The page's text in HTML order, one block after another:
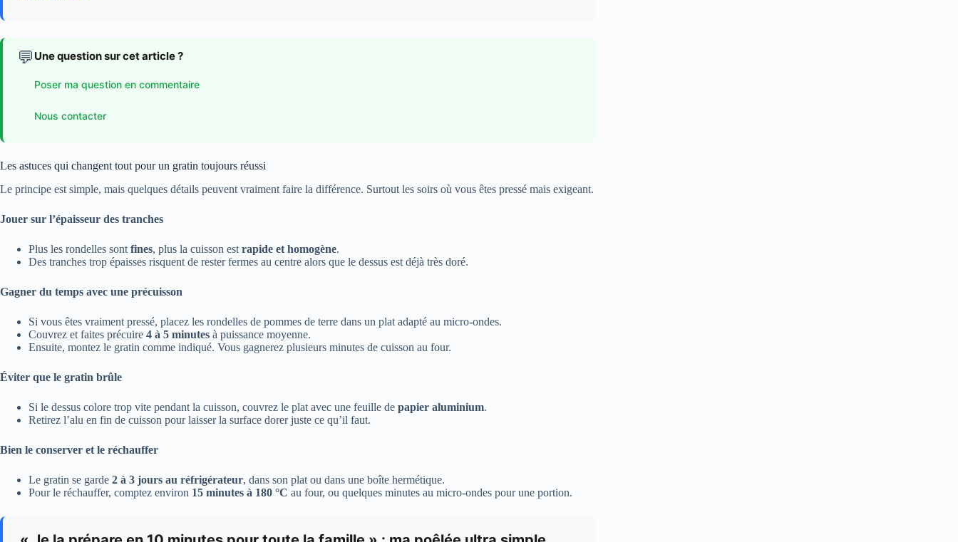
💬 Une question sur cet article ?
Poser ma question en commentaire
Nous contacter
Les astuces qui changent tout pour un gratin toujours réussi
Le principe est simple, mais quelques détails peuvent vraiment faire la différence. Surtout les soirs où vous êtes pressé mais exigeant.
Jouer sur l’épaisseur des tranches
Plus les rondelles sont fines, plus la cuisson est rapide et homogène.
Des tranches trop épaisses risquent de rester fermes au centre alors que le dessus est déjà très doré.
Gagner du temps avec une précuisson
Si vous êtes vraiment pressé, placez les rondelles de pommes de terre dans un plat adapté au micro-ondes.
Couvrez et faites précuire 4 à 5 minutes à puissance moyenne.
Ensuite, montez le gratin comme indiqué. Vous gagnerez plusieurs minutes de cuisson au four.
Éviter que le gratin brûle
Si le dessus colore trop vite pendant la cuisson, couvrez le plat avec une feuille de papier aluminium.
Retirez l’alu en fin de cuisson pour laisser la surface dorer juste ce qu’il faut.
Bien le conserver et le réchauffer
Le gratin se garde 2 à 3 jours au réfrigérateur, dans son plat ou dans une boîte hermétique.
Pour le réchauffer, comptez environ 15 minutes à 180 °C au four, ou quelques minutes au micro-ondes pour une portion.